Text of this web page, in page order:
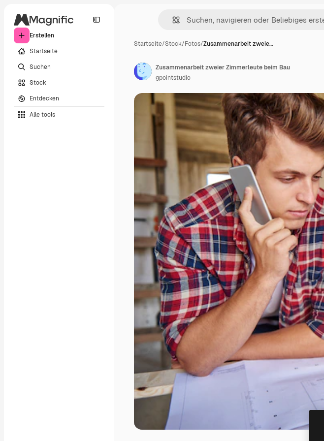
Erstellen
Startseite
Suchen
Stock
Entdecken
Alle tools
Startseite/Stock/Fotos/Zusammenarbeit zweie…
Zusammenarbeit zweier Zimmerleute beim Bau
gpointstudio